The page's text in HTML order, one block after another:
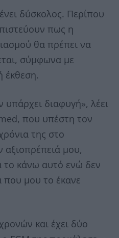
δύσκολος. Περίπου
πιστεύουν πως η
θα πρέπει να
σύμφωνα με
έκθεση.
υπάρχει διαφυγή», λέει
που υπέστη τον
της στο
μου,
το κάνω αυτό ενώ δεν
μου το έκανε
και έχει δύο